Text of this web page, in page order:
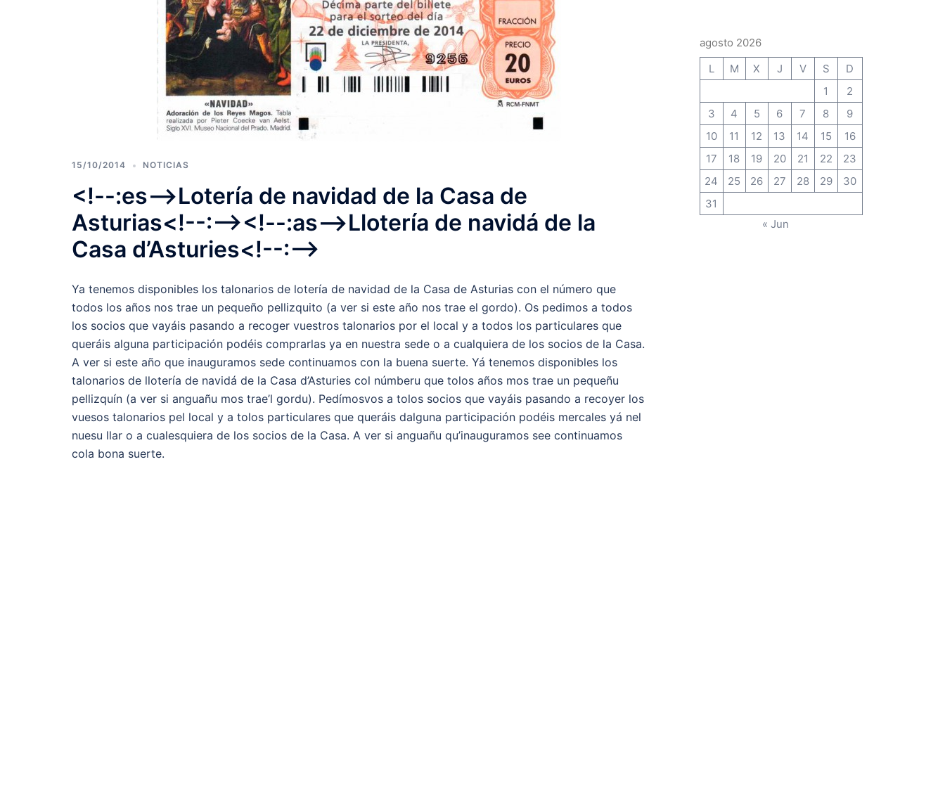
15/10/2014 NOTICIAS
<!--:es-->Lotería de navidad de la Casa de
Asturias<!--:--><!--:as-->Llotería de navidá de la
Casa d’Asturies<!--:-->
Ya tenemos disponibles los talonarios de lotería de navidad de la Casa de Asturias con el número que
todos los años nos trae un pequeño pellizquito (a ver si este año nos trae el gordo). Os pedimos a todos
los socios que vayáis pasando a recoger vuestros talonarios por el local y a todos los particulares que
queráis alguna participación podéis comprarlas ya en nuestra sede o a cualquiera de los socios de la Casa.
A ver si este año que inauguramos sede continuamos con la buena suerte. Yá tenemos disponibles los
talonarios de llotería de navidá de la Casa d’Asturies col númberu que tolos años mos trae un pequeñu
pellizquín (a ver si anguañu mos trae’l gordu). Pedímosvos a tolos socios que vayáis pasando a recoyer los
vuesos talonarios pel local y a tolos particulares que queráis dalguna participación podéis mercales yá nel
nuesu llar o a cualesquiera de los socios de la Casa. A ver si anguañu qu’inauguramos see continuamos
cola bona suerte.
agosto 2026
L
M X J V S
D
1
2
3
4 5 6 7 8
9
10
11 12 13 14 15
16
17
18 19 20 21 22
23
24
25 26 27 28 29
30
31
« Jun